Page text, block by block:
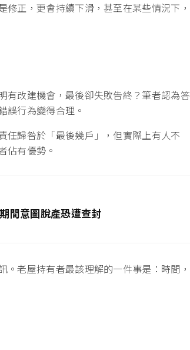
正，更會持續下滑，甚至在某些情況下，
有改建機會，最後卻失敗告終？筆者認為答
誤行為變得合理。
任歸咎於「最後幾戶」，但實際上有人不
佔有優勢。
間意圖脫產恐遭查封
老屋持有者最該理解的一件事是：時間，